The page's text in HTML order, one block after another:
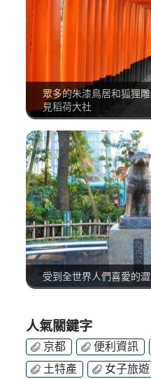
眾多的朱漆鳥居和狐狸
見稻荷大社
受到全世界人們喜愛的
人氣關鍵字
京都 便利資訊
土特產
女子旅遊